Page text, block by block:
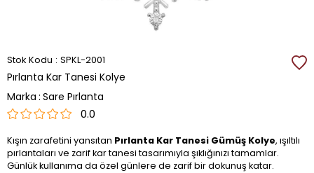
Stok Kodu SPKL-2001
Pırlanta Kar Tanesi Kolye
Marka : Sare Pırlanta
0.0
Kışın zarafetini yansıtan Pırlanta Kar Tanesi Gümüş Kolye, ışıltılı
pırlantaları ve zarif kar tanesi tasarımıyla şıklığınızı tamamlar.
Günlük kullanıma da özel günlere de zarif bir dokunuş katar.